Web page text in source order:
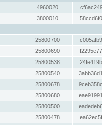
4960020
3800010
25800700
25800690
25800538
25800540
25800678
25800680
25800500
25800478